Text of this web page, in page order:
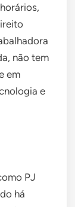
não tem
em
e
PJ
há